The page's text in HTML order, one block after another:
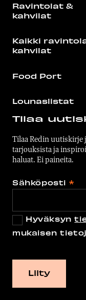
Ravintolat &
kahvilat
Kaikki
kahvilat
Food Port
Lounaslistat
Tilaa
Tilaa Redin
tarjouksista ja
haluat. Ei paineita.
Sähköposti *
Hyväksyn
mukaisen